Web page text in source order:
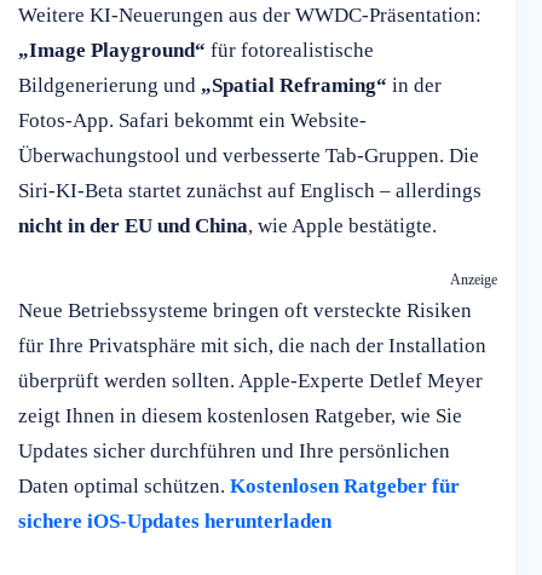
Weitere KI-Neuerungen aus der WWDC-Präsentation:
„Image Playground“ für fotorealistische
Bildgenerierung und „Spatial Reframing“ in der
Fotos-App. Safari bekommt ein Website-
Überwachungstool und verbesserte Tab-Gruppen. Die
Siri-KI-Beta startet zunächst auf Englisch – allerdings
nicht in der EU und China, wie Apple bestätigte.
Anzeige
Neue Betriebssysteme bringen oft versteckte Risiken
für Ihre Privatsphäre mit sich, die nach der Installation
überprüft werden sollten. Apple-Experte Detlef Meyer
zeigt Ihnen in diesem kostenlosen Ratgeber, wie Sie
Updates sicher durchführen und Ihre persönlichen
Daten optimal schützen. Kostenlosen Ratgeber für
sichere iOS-Updates herunterladen